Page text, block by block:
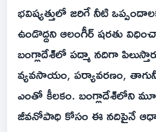
భవిష్యత్తులో జరిగే నీటి
ఉండొద్దని ఆలంగీర్ షరతు
బంగ్లాదేశ్‌లో పద్మా నదిగా
వ్యవసాయం, పర్యావరణం,
ఎంతో కీలకం. బంగ్లాదేశ్‌లోని
జీవనోపాధి కోసం ఈ నదిపైనే